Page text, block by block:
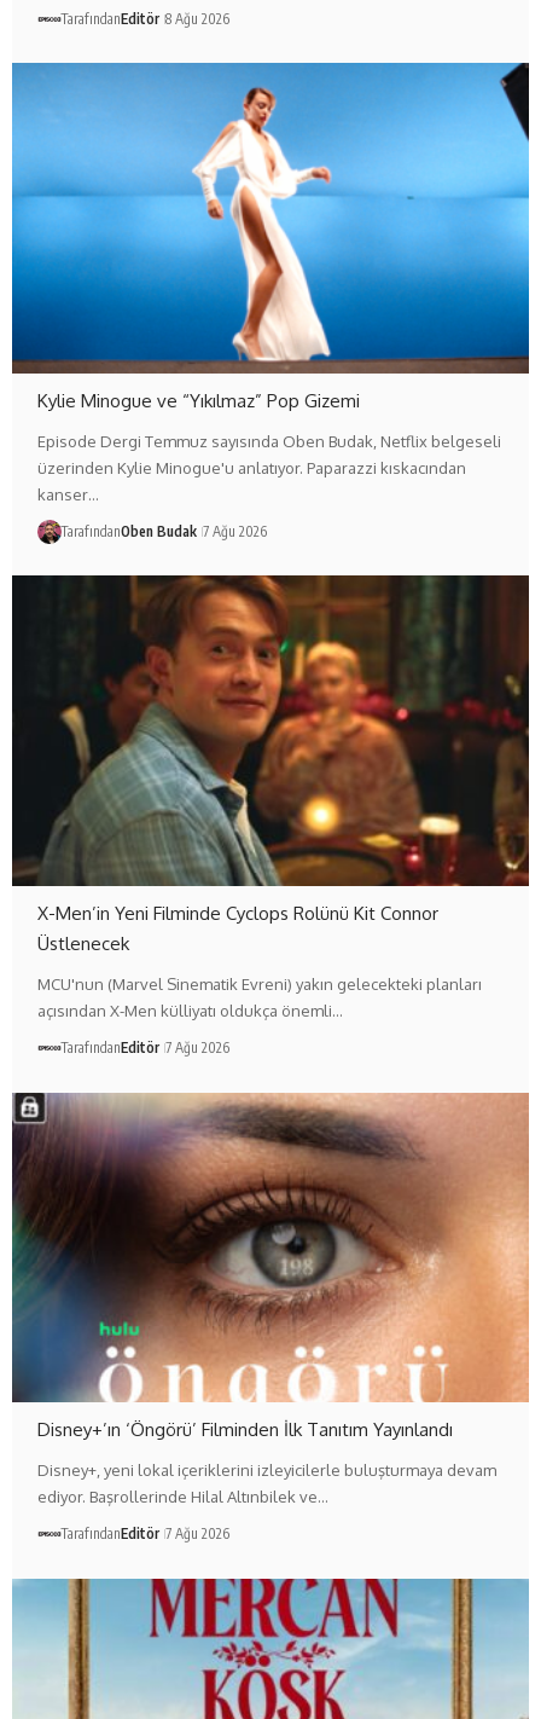
TarafındanEditör 8 Ağu 2026
Kylie Minogue ve “Yıkılmaz” Pop Gizemi
Episode Dergi Temmuz sayısında Oben Budak, Netflix belgeseli
üzerinden Kylie Minogue'u anlatıyor. Paparazzi kıskacından
kanser…
TarafındanOben Budak 7 Ağu 2026
X-Men’in Yeni Filminde Cyclops Rolünü Kit Connor
Üstlenecek
MCU'nun (Marvel Sinematik Evreni) yakın gelecekteki planları
açısından X-Men külliyatı oldukça önemli…
TarafındanEditör 7 Ağu 2026
Disney+’ın ‘Öngörü’ Filminden İlk Tanıtım Yayınlandı
Disney+, yeni lokal içeriklerini izleyicilerle buluşturmaya devam
ediyor. Başrollerinde Hilal Altınbilek ve…
TarafındanEditör 7 Ağu 2026